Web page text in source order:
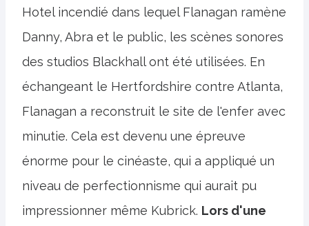
Hotel incendié dans lequel Flanagan ramène
Danny, Abra et le public, les scènes sonores
des studios Blackhall ont été utilisées. En
échangeant le Hertfordshire contre Atlanta,
Flanagan a reconstruit le site de l'enfer avec
minutie. Cela est devenu une épreuve
énorme pour le cinéaste, qui a appliqué un
niveau de perfectionnisme qui aurait pu
impressionner même Kubrick. Lors d'une